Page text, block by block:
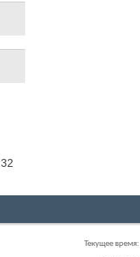
Текущее время: